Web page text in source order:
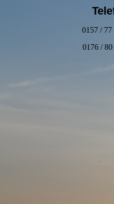
0157 / 77
0176 /